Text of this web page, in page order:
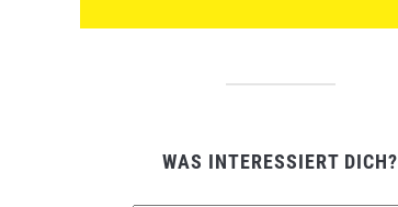
WAS INTERESSIERT DICH?